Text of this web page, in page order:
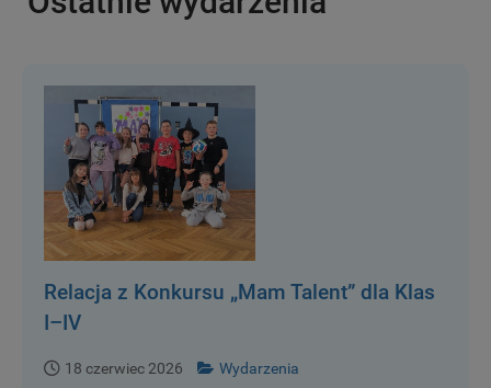
Relacja z Konkursu „Mam Talent” dla Klas
I–IV
18 czerwiec 2026 Wydarzenia